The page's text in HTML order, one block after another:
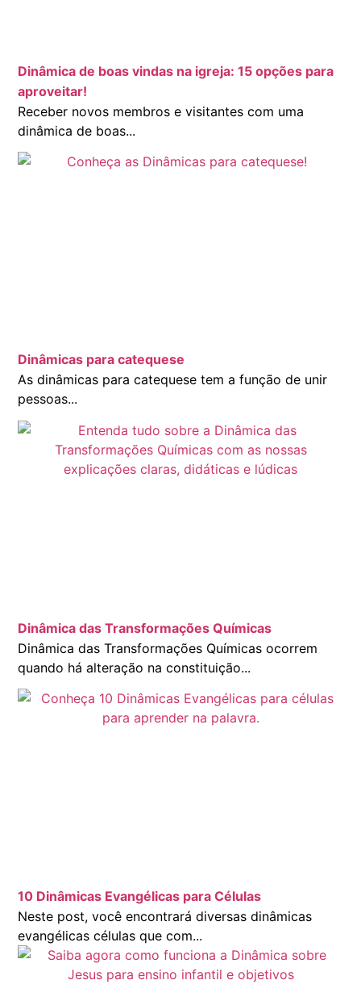
Dinâmica de boas vindas na igreja: 15 opções para
aproveitar!
Receber novos membros e visitantes com uma
dinâmica de boas...
Dinâmicas para catequese
As dinâmicas para catequese tem a função de unir
pessoas...
Dinâmica das Transformações Químicas
Dinâmica das Transformações Químicas ocorrem
quando há alteração na constituição...
10 Dinâmicas Evangélicas para Células
Neste post, você encontrará diversas dinâmicas
evangélicas células que com...